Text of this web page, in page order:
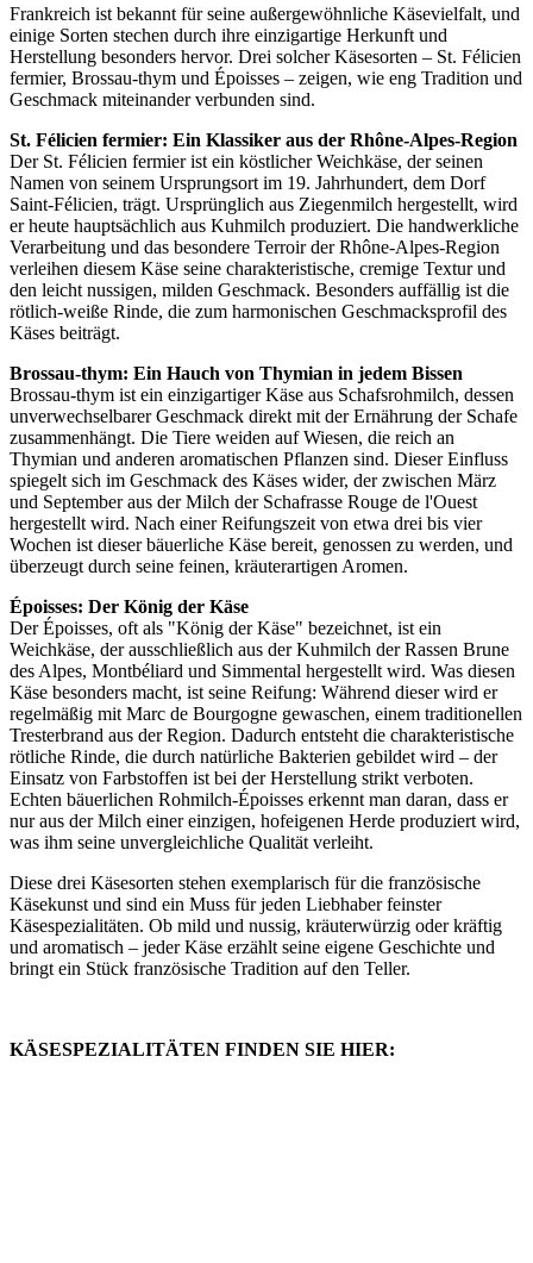
Frankreich ist bekannt für seine außergewöhnliche Käsevielfalt, und
einige Sorten stechen durch ihre einzigartige Herkunft und
Herstellung besonders hervor. Drei solcher Käsesorten – St. Félicien
fermier, Brossau-thym und Époisses – zeigen, wie eng Tradition und
Geschmack miteinander verbunden sind.
St. Félicien fermier: Ein Klassiker aus der Rhône-Alpes-Region
Der St. Félicien fermier ist ein köstlicher Weichkäse, der seinen
Namen von seinem Ursprungsort im 19. Jahrhundert, dem Dorf
Saint-Félicien, trägt. Ursprünglich aus Ziegenmilch hergestellt, wird
er heute hauptsächlich aus Kuhmilch produziert. Die handwerkliche
Verarbeitung und das besondere Terroir der Rhône-Alpes-Region
verleihen diesem Käse seine charakteristische, cremige Textur und
den leicht nussigen, milden Geschmack. Besonders auffällig ist die
rötlich-weiße Rinde, die zum harmonischen Geschmacksprofil des
Käses beiträgt.
Brossau-thym: Ein Hauch von Thymian in jedem Bissen
Brossau-thym ist ein einzigartiger Käse aus Schafsrohmilch, dessen
unverwechselbarer Geschmack direkt mit der Ernährung der Schafe
zusammenhängt. Die Tiere weiden auf Wiesen, die reich an
Thymian und anderen aromatischen Pflanzen sind. Dieser Einfluss
spiegelt sich im Geschmack des Käses wider, der zwischen März
und September aus der Milch der Schafrasse Rouge de l'Ouest
hergestellt wird. Nach einer Reifungszeit von etwa drei bis vier
Wochen ist dieser bäuerliche Käse bereit, genossen zu werden, und
überzeugt durch seine feinen, kräuterartigen Aromen.
Époisses: Der König der Käse
Der Époisses, oft als "König der Käse" bezeichnet, ist ein
Weichkäse, der ausschließlich aus der Kuhmilch der Rassen Brune
des Alpes, Montbéliard und Simmental hergestellt wird. Was diesen
Käse besonders macht, ist seine Reifung: Während dieser wird er
regelmäßig mit Marc de Bourgogne gewaschen, einem traditionellen
Tresterbrand aus der Region. Dadurch entsteht die charakteristische
rötliche Rinde, die durch natürliche Bakterien gebildet wird – der
Einsatz von Farbstoffen ist bei der Herstellung strikt verboten.
Echten bäuerlichen Rohmilch-Époisses erkennt man daran, dass er
nur aus der Milch einer einzigen, hofeigenen Herde produziert wird,
was ihm seine unvergleichliche Qualität verleiht.
Diese drei Käsesorten stehen exemplarisch für die französische
Käsekunst und sind ein Muss für jeden Liebhaber feinster
Käsespezialitäten. Ob mild und nussig, kräuterwürzig oder kräftig
und aromatisch – jeder Käse erzählt seine eigene Geschichte und
bringt ein Stück französische Tradition auf den Teller.
KÄSESPEZIALITÄTEN FINDEN SIE HIER: